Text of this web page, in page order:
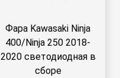
Фара Kawasaki Ninja
400/Ninja 250 2018-
2020 светодиодная в
сборе